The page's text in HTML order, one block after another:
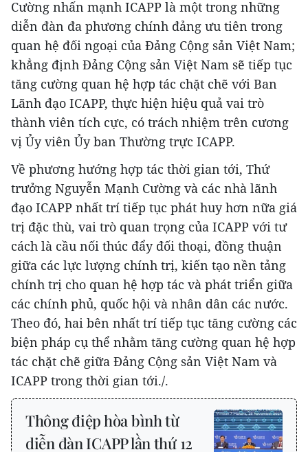
Cường nhấn mạnh ICAPP là một trong những
diễn đàn đa phương chính đảng ưu tiên trong
quan hệ đối ngoại của Đảng Cộng sản Việt Nam;
khẳng định Đảng Cộng sản Việt Nam sẽ tiếp tục
tăng cường quan hệ hợp tác chặt chẽ với Ban
Lãnh đạo ICAPP, thực hiện hiệu quả vai trò
thành viên tích cực, có trách nhiệm trên cương
vị Ủy viên Ủy ban Thường trực ICAPP.
Về phương hướng hợp tác thời gian tới, Thứ
trưởng Nguyễn Mạnh Cường và các nhà lãnh
đạo ICAPP nhất trí tiếp tục phát huy hơn nữa giá
trị đặc thù, vai trò quan trọng của ICAPP với tư
cách là cầu nối thúc đẩy đối thoại, đồng thuận
giữa các lực lượng chính trị, kiến tạo nền tảng
chính trị cho quan hệ hợp tác và phát triển giữa
các chính phủ, quốc hội và nhân dân các nước.
Theo đó, hai bên nhất trí tiếp tục tăng cường các
biện pháp cụ thể nhằm tăng cường quan hệ hợp
tác chặt chẽ giữa Đảng Cộng sản Việt Nam và
ICAPP trong thời gian tới./.
Thông điệp hòa bình từ
diễn đàn ICAPP lần thứ 12